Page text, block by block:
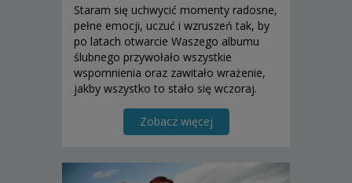
Staram się uchwycić momenty radosne,
pełne emocji, uczuć i wzruszeń tak, by
po latach otwarcie Waszego albumu
ślubnego przywołało wszystkie
wspomnienia oraz zawitało wrażenie,
jakby wszystko to stało się wczoraj.
Zobacz więcej